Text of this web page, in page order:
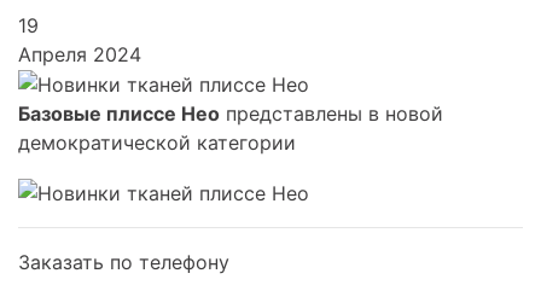
19
Апреля 2024
Базовые плиссе Нео представлены в новой
демократической категории
Заказать по телефону